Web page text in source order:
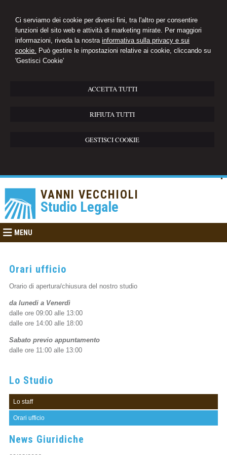
Ci serviamo dei cookie per diversi fini, tra l'altro per consentire
funzioni del sito web e attività di marketing mirate. Per maggiori
informazioni, riveda la nostra informativa sulla privacy e sui
cookie. Può gestire le impostazioni relative ai cookie, cliccando su
'Gestisci Cookie'
ACCETTA TUTTI
RIFIUTA TUTTI
GESTISCI COOKIE
VANNI VECCHIOLI
Studio Legale
MENU
Orari ufficio
Orario di apertura/chiusura del nostro studio
da lunedi a Venerdì
dalle ore 09:00 alle 13:00
dalle ore 14:00 alle 18:00
Sabato previo appuntamento
dalle ore 11:00 alle 13:00
Lo Studio
Lo staff
Orari ufficio
News Giuridiche